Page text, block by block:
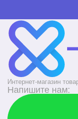
Интернет-магазин
Напишите нам: